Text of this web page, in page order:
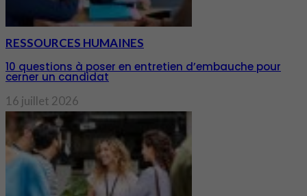
RESSOURCES HUMAINES
10 questions à poser en entretien d’embauche pour
cerner un candidat
16 juillet 2026